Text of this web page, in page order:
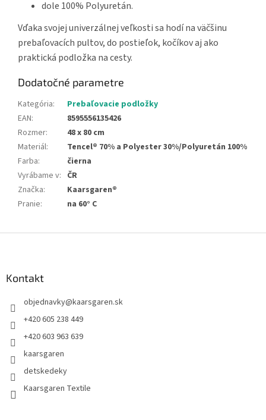
dole 100% Polyuretán.
Vďaka svojej univerzálnej veľkosti sa hodí na väčšinu
prebaľovacích pultov, do postieľok, kočíkov aj ako
praktická podložka na cesty.
Dodatočné parametre
Kategória:
Prebaľovacie podložky
EAN:
8595556135426
Rozmer:
48 x 80 cm
Materiál:
Tencel® 70% a Polyester 30%/Polyuretán 100%
Farba:
čierna
Vyrábame v: ČR
Značka:
Kaarsgaren®
Pranie: na 60° C
Kontakt
objednavky@kaarsgaren.sk
+420 605 238 449
+420 603 963 639
kaarsgaren
detskedeky
Kaarsgaren Textile